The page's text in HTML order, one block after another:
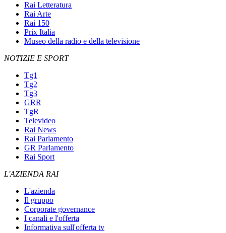
Rai Letteratura
Rai Arte
Rai 150
Prix Italia
Museo della radio e della televisione
NOTIZIE E SPORT
Tg1
Tg2
Tg3
GRR
TgR
Televideo
Rai News
Rai Parlamento
GR Parlamento
Rai Sport
L'AZIENDA RAI
L'azienda
Il gruppo
Corporate governance
I canali e l'offerta
Informativa sull'offerta tv